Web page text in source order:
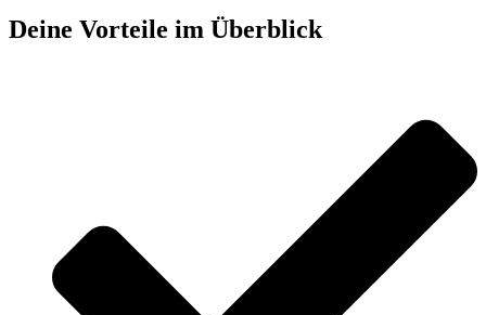
Deine Vorteile im Überblick